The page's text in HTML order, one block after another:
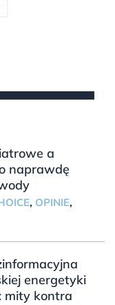
a
naprawdę
, OPINIE,
energetyki
mity kontra